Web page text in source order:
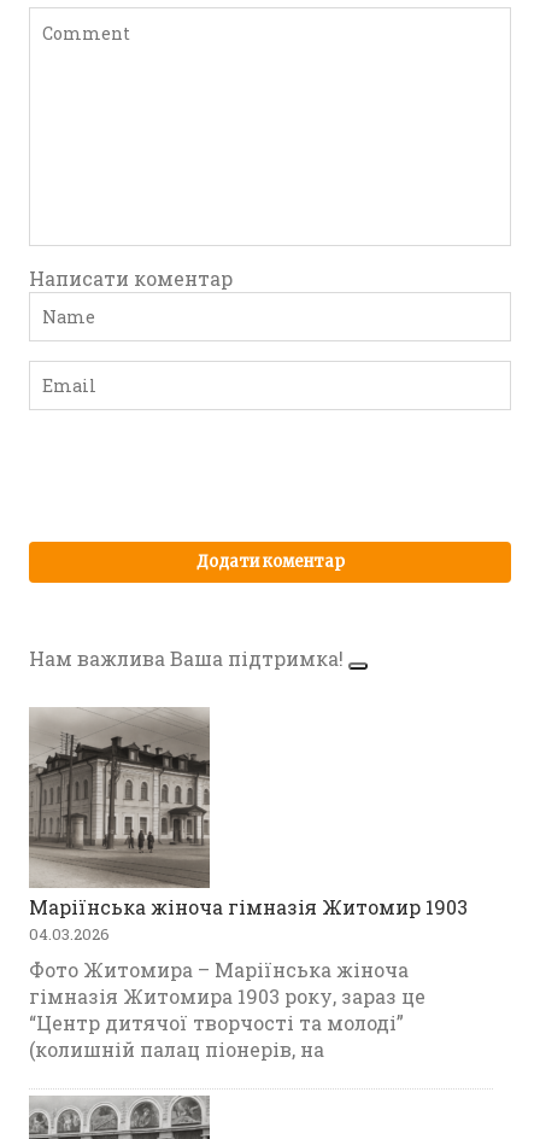
Написати коментар
Нам важлива Ваша підтримка!
Маріїнська жіноча гімназія Житомир 1903
04.03.2026
Фото Житомира – Маріїнська жіноча
гімназія Житомира 1903 року, зараз це
“Центр дитячої творчості та молоді”
(колишній палац піонерів, на